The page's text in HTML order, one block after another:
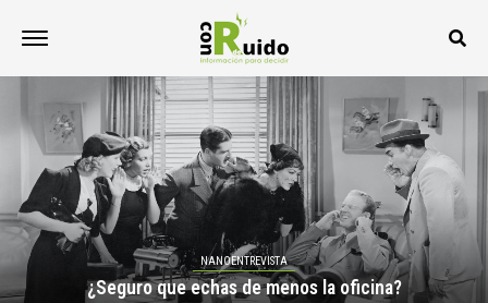
NANOENTREVISTA
¿Seguro que echas de menos la oficina?